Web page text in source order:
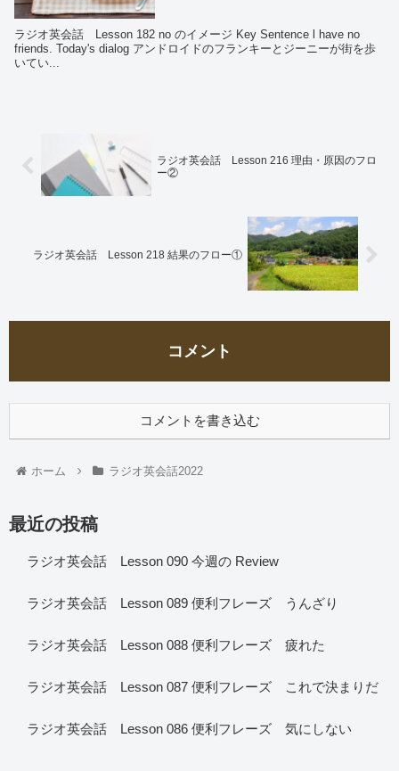
ラジオ英会話 Lesson 182 no のイメージ Key Sentence l have no
friends. Today's dialog アンドロイドのフランキーとジーニーが街を歩
いてい...
ラジオ英会話 Lesson 216 理由・原因のフロ
ー②
ラジオ英会話 Lesson 218 結果のフロー①
コメント
コメントを書き込む
ホーム ラジオ英会話2022
最近の投稿
ラジオ英会話 Lesson 090 今週の Review
ラジオ英会話 Lesson 089 便利フレーズ うんざり
ラジオ英会話 Lesson 088 便利フレーズ 疲れた
ラジオ英会話 Lesson 087 便利フレーズ これで決まりだ
ラジオ英会話 Lesson 086 便利フレーズ 気にしない